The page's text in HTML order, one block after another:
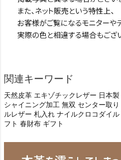
関連キーワード
天然皮革 エキゾチックレザー 日本
シャイニング加工 無双 センター取
ルレザー 札入れ ナイルクロコダイ
フト 春財布 ギフト